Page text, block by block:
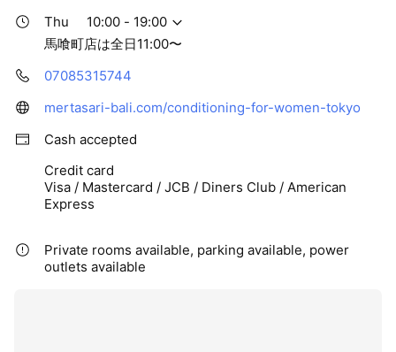
Thu
10:00 - 19:00
馬喰町店は全日11:00〜
07085315744
mertasari-bali.com/conditioning-for-women-tokyo
Cash accepted
Credit card
Visa / Mastercard / JCB / Diners Club / American
Express
Private rooms available, parking available, power
outlets available